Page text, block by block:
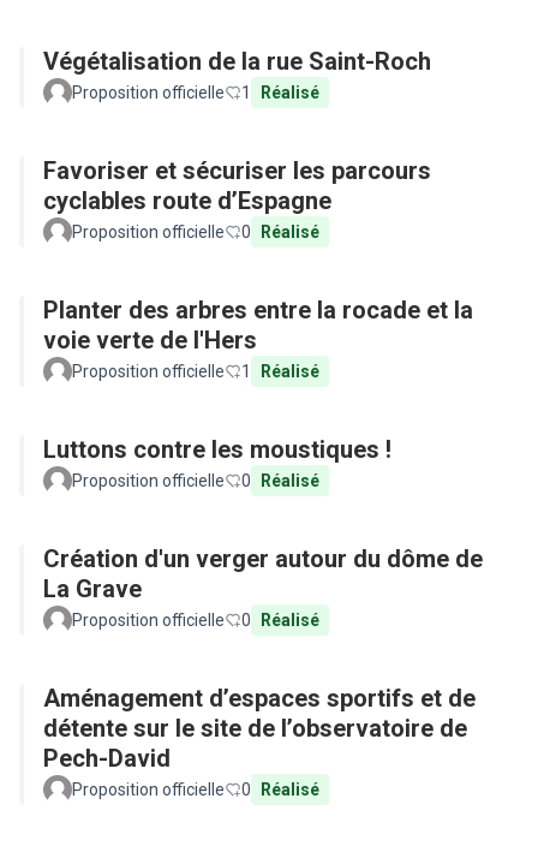
Végétalisation de la rue Saint-Roch
Proposition officielle 1 Réalisé
Favoriser et sécuriser les parcours
cyclables route d’Espagne
Proposition officielle 0 Réalisé
Planter des arbres entre la rocade et la
voie verte de l'Hers
Proposition officielle 1 Réalisé
Luttons contre les moustiques !
Proposition officielle 0 Réalisé
Création d'un verger autour du dôme de
La Grave
Proposition officielle 0 Réalisé
Aménagement d’espaces sportifs et de
détente sur le site de l’observatoire de
Pech-David
Proposition officielle 0 Réalisé